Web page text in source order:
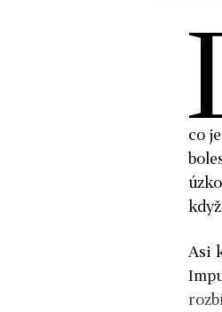
co
Asi